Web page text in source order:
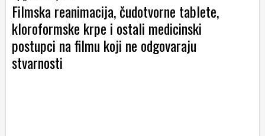
Filmska reanimacija, čudotvorne tablete,
kloroformske krpe i ostali medicinski
postupci na filmu koji ne odgovaraju
stvarnosti